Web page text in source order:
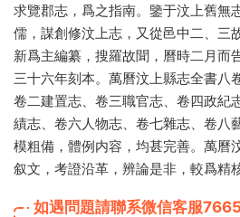
求覽郡志，爲之指南。鑒于汶上舊無
儒，謀創修汶上志，又從邑中二、三
新爲主編纂，搜羅故聞，曆時二月而
三十六年刻本。萬曆汶上縣志全書八
卷二建置志、卷三職官志、卷四政紀
績志、卷六人物志、卷七雜志、卷八
模粗備，體例内容，均甚完善。萬曆
叙文，考證沿革，辨論是非，較爲精核
如遇問題請聯系微信客服